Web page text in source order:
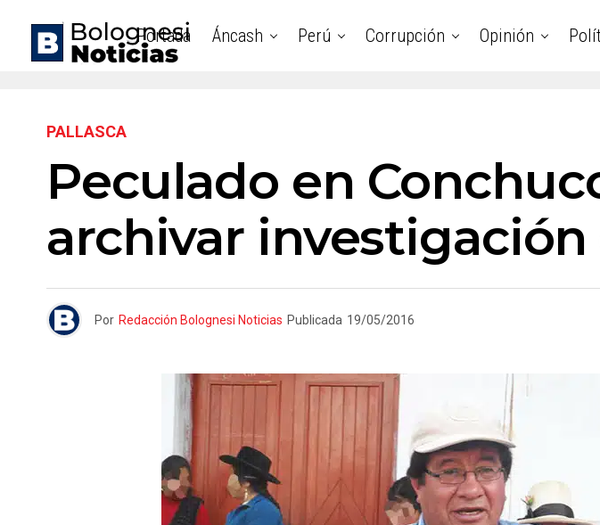
Portada Áncash Perú Corrupción Opinión
PALLASCA
Peculado en
archivar
Por Redacción Bolognesi Noticias Publicada 19/05/2016